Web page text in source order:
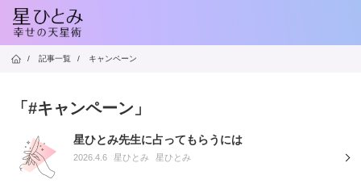
/ 記事一覧 / キャンペーン
「#キャンペーン」
星ひとみ先生に占ってもらうには
2026.4.6 星ひとみ 星ひとみ